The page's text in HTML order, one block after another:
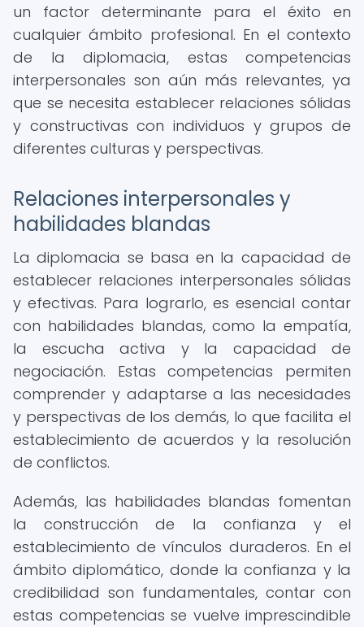
un factor determinante para el éxito en
cualquier ámbito profesional. En el contexto
de la diplomacia, estas competencias
interpersonales son aún más relevantes, ya
que se necesita establecer relaciones sólidas
y constructivas con individuos y grupos de
diferentes culturas y perspectivas.
Relaciones interpersonales y
habilidades blandas
La diplomacia se basa en la capacidad de
establecer relaciones interpersonales sólidas
y efectivas. Para lograrlo, es esencial contar
con habilidades blandas, como la empatía,
la escucha activa y la capacidad de
negociación. Estas competencias permiten
comprender y adaptarse a las necesidades
y perspectivas de los demás, lo que facilita el
establecimiento de acuerdos y la resolución
de conflictos.
Además, las habilidades blandas fomentan
la construcción de la confianza y el
establecimiento de vínculos duraderos. En el
ámbito diplomático, donde la confianza y la
credibilidad son fundamentales, contar con
estas competencias se vuelve imprescindible